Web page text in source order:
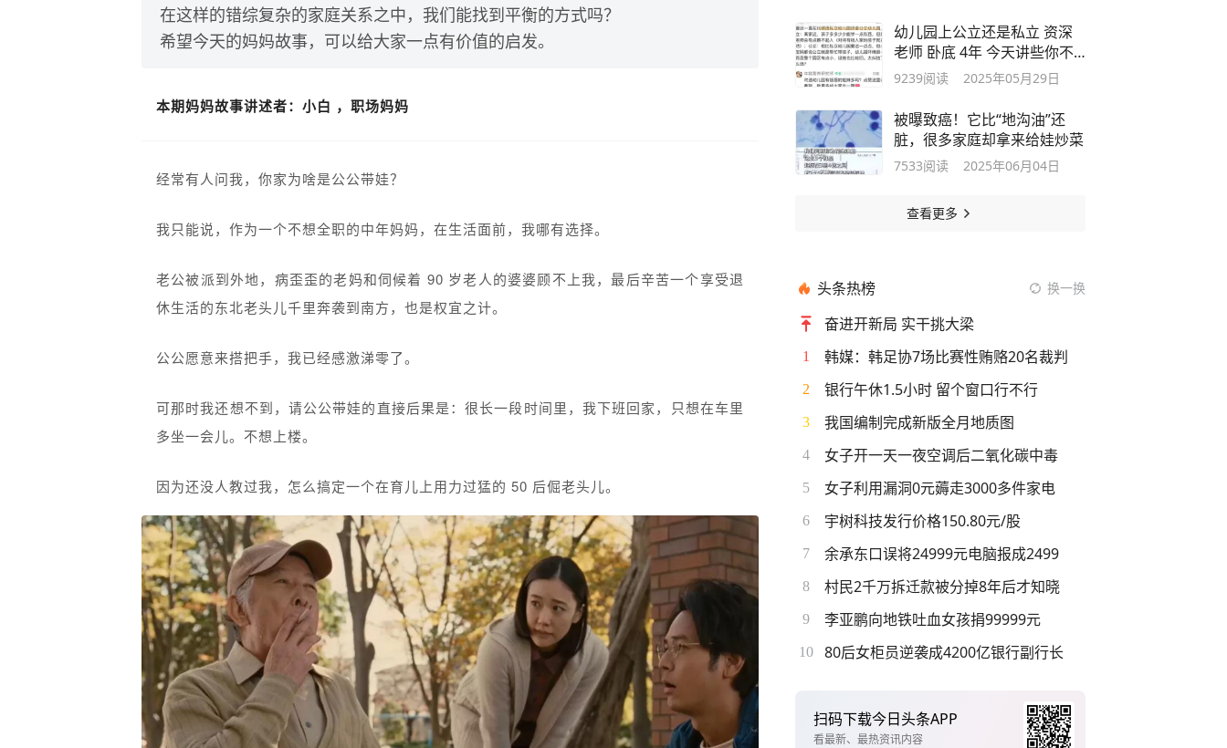
在这样的错综复杂的家庭关系之中，我们能找到平衡的方式吗？
希望今天的妈妈故事，可以给大家一点有价值的启发。
本期妈妈故事讲述者：小白 ，职场妈妈
经常有人问我，你家为啥是公公带娃？
我只能说，作为一个不想全职的中年妈妈，在生活面前，我哪有选择。
老公被派到外地，病歪歪的老妈和伺候着 90 岁老人的婆婆顾不上我，最后辛苦一个享受退
休生活的东北老头儿千里奔袭到南方，也是权宜之计。
公公愿意来搭把手，我已经感激涕零了。
可那时我还想不到，请公公带娃的直接后果是：很长一段时间里，我下班回家，只想在车里
多坐一会儿。不想上楼。
因为还没人教过我，怎么搞定一个在育儿上用力过猛的 50 后倔老头儿。
幼儿园上公立还是私立 资深
老师 卧底 4年 今天讲些你不
知道的大实话
9239阅读 2025年05月29日
被曝致癌！它比“地沟油”还
脏，很多家庭却拿来给娃炒菜
7533阅读 2025年06月04日
查看更多
头条热榜 换一换
奋进开新局 实干挑大梁
1 韩媒：韩足协7场比赛性贿赂20名裁判
2 银行午休1.5小时 留个窗口行不行
3 我国编制完成新版全月地质图
4 女子开一天一夜空调后二氧化碳中毒
5 女子利用漏洞0元薅走3000多件家电
6 宇树科技发行价格150.80元/股
7 余承东口误将24999元电脑报成2499
8 村民2千万拆迁款被分掉8年后才知晓
9 李亚鹏向地铁吐血女孩捐99999元
10 80后女柜员逆袭成4200亿银行副行长
扫码下载今日头条APP
看最新、最热资讯内容